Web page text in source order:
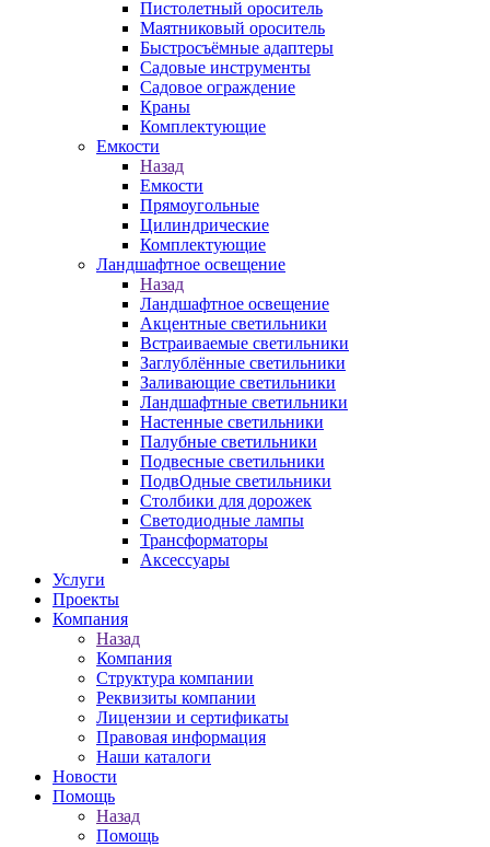
Пистолетный ороситель
Маятниковый ороситель
Быстросъёмные адаптеры
Садовые инструменты
Садовое ограждение
Краны
Комплектующие
Емкости
Назад
Емкости
Прямоугольные
Цилиндрические
Комплектующие
Ландшафтное освещение
Назад
Ландшафтное освещение
Акцентные светильники
Встраиваемые светильники
Заглублённые светильники
Заливающие светильники
Ландшафтные светильники
Настенные светильники
Палубные светильники
Подвесные светильники
ПодвОдные светильники
Столбики для дорожек
Светодиодные лампы
Трансформаторы
Аксессуары
Услуги
Проекты
Компания
Назад
Компания
Структура компании
Реквизиты компании
Лицензии и сертификаты
Правовая информация
Наши каталоги
Новости
Помощь
Назад
Помощь